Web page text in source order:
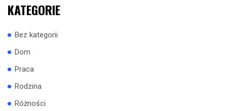
KATEGORIE
Bez kategorii
Dom
Praca
Rodzina
Różności